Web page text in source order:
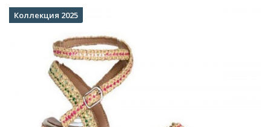
Коллекция 2025